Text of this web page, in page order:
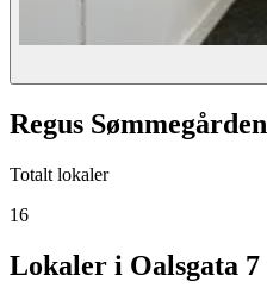
Regus Sømmegården
Totalt lokaler
16
Lokaler i Oalsgata 7